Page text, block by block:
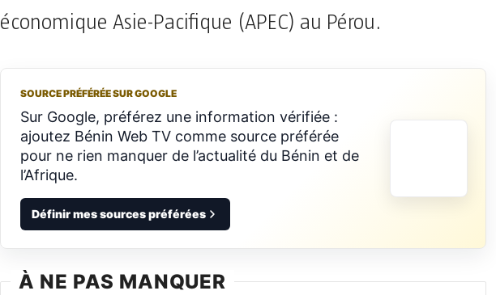
économique Asie-Pacifique (APEC) au Pérou.
SOURCE PRÉFÉRÉE SUR GOOGLE
Sur Google, préférez une information vérifiée :
ajoutez Bénin Web TV comme source préférée
pour ne rien manquer de l’actualité du Bénin et de
l’Afrique.
Définir mes sources préférées
À NE PAS MANQUER